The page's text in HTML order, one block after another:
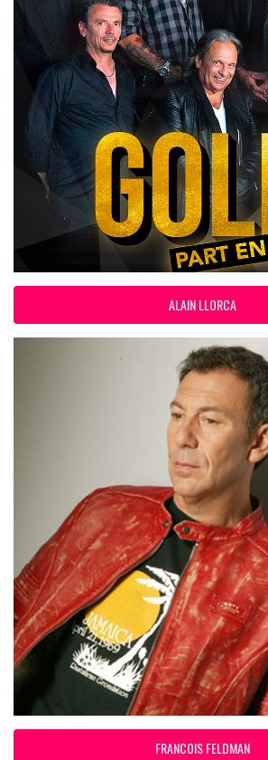
ALAIN LLORCA
FRANCOIS FELDMAN